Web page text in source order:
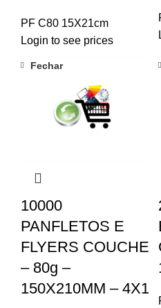
PF C80 15X21cm
Login to see prices
Fechar
10000
PANFLETOS E
FLYERS COUCHE
– 80g –
150X210MM – 4X1